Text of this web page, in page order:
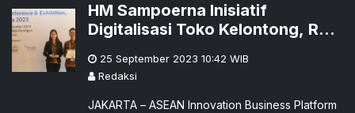
HM Sampoerna Inisiatif
Digitalisasi Toko Kelontong, Raih
Innovation Award Indonesia
2023
25 September 2023 10:42 WIB
Redaksi
JAKARTA – ASEAN Innovation Business Platform